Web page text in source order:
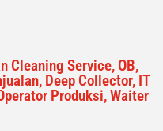
Cleaning Service, OB,
Deep Collector, IT
Produksi, Waiter